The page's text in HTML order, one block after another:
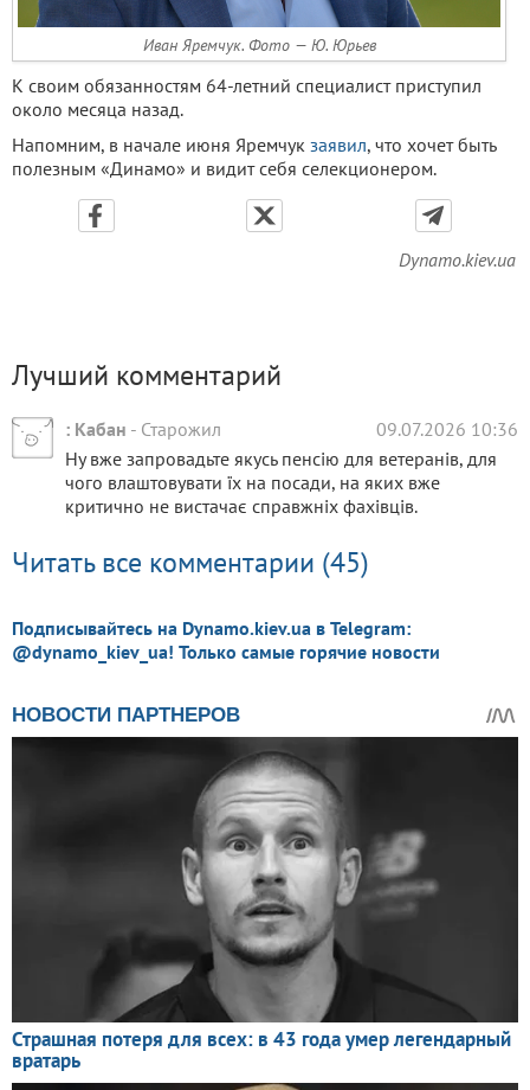
Иван Яремчук. Фото — Ю. Юрьев
К своим обязанностям 64-летний специалист приступил
около месяца назад.
Напомним, в начале июня Яремчук заявил, что хочет быть
полезным «Динамо» и видит себя селекционером.
Dynamo.kiev.ua
Лучший комментарий
: Кабан - Старожил
09.07.2026 10:36
Ну вже запровадьте якусь пенсію для ветеранів, для
чого влаштовувати їх на посади, на яких вже
критично не вистачає справжніх фахівців.
Читать все комментарии (45)
Подписывайтесь на Dynamo.kiev.ua в Telegram:
@dynamo_kiev_ua! Только самые горячие новости